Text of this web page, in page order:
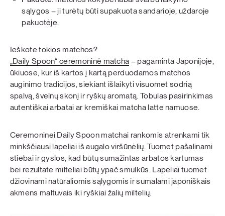
sąlygos – ji turėtų būti supakuota sandarioje, uždaroje
pakuotėje.
Ieškote tokios matchos?
„Daily Spoon“ ceremoninė matcha – pagaminta Japonijoje,
ūkiuose, kur iš kartos į kartą perduodamos matchos
auginimo tradicijos, siekiant išlaikyti visuomet sodrią
spalvą, švelnų skonį ir ryškų aromatą. Tobulas pasirinkimas
autentiškai arbatai ar kremiškai matcha latte namuose.
Ceremoninei Daily Spoon matchai rankomis atrenkami tik
minkščiausi lapeliai iš augalo viršūnėlių. Tuomet pašalinami
stiebai ir gyslos, kad būtų sumažintas arbatos kartumas
bei rezultate milteliai būtų ypač smulkūs. Lapeliai tuomet
džiovinami natūraliomis sąlygomis ir sumalami japoniškais
akmens maltuvais iki ryškiai žalių miltelių.